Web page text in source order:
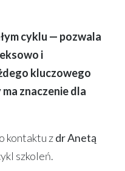
cyklu — pozwala
i
kluczowego
znaczenie dla
kontaktu zdr Anetą
szkoleń.